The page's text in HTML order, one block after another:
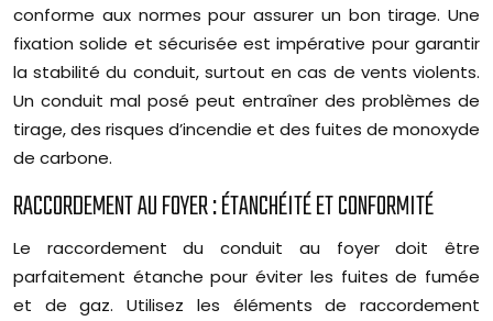
conforme aux normes pour assurer un bon tirage. Une
fixation solide et sécurisée est impérative pour garantir
la stabilité du conduit, surtout en cas de vents violents.
Un conduit mal posé peut entraîner des problèmes de
tirage, des risques d’incendie et des fuites de monoxyde
de carbone.
RACCORDEMENT AU FOYER : ÉTANCHÉITÉ ET CONFORMITÉ
Le raccordement du conduit au foyer doit être
parfaitement étanche pour éviter les fuites de fumée
et de gaz. Utilisez les éléments de raccordement